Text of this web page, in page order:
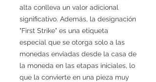
alta conlleva un valor adicional
significativo. Además, la designación
"First Strike" es una etiqueta
especial que se otorga solo a las
monedas enviadas desde la casa de
la moneda en las etapas iniciales, lo
que la convierte en una pieza muy